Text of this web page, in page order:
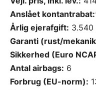
Anslået
Årlig ejerafgift: 3.540
Garanti (rust/
Sikkerhed (Euro
Antal airbags: 6
Forbrug (EU-norm):